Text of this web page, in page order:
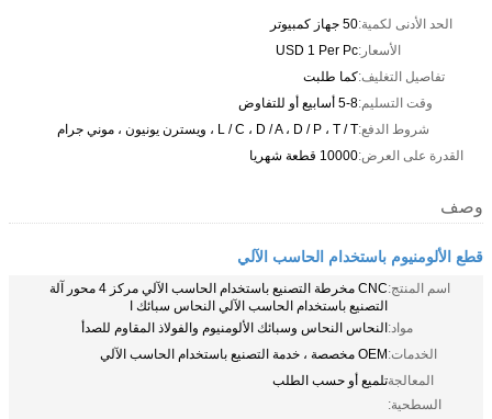
الحد الأدنى لكمية:50 جهاز كمبيوتر
الأسعار:USD 1 Per Pc
تفاصيل التغليف:كما طلبت
وقت التسليم:5-8 أسابيع أو للتفاوض
شروط الدفع:L / C ، D / A ، D / P ، T / T ، ويسترن يونيون ، موني جرام
القدرة على العرض:10000 قطعة شهريا
وصف
قطع الألومنيوم باستخدام الحاسب الآلي
اسم المنتج:
CNC مخرطة التصنيع باستخدام الحاسب الآلي مركز 4 محور آلة
التصنيع باستخدام الحاسب الآلي النحاس سبائك ا
مواد:النحاس النحاس وسبائك الألومنيوم والفولاذ المقاوم للصدأ
الخدمات:OEM مخصصة ، خدمة التصنيع باستخدام الحاسب الآلي
المعالجة
السطحية:
تلميع أو حسب الطلب